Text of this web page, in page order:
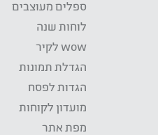
ספלים מעוצבים
לוחות שנה
wow לקיר
הגדלת תמונות
הגדות לפסח
מועדון לקוחות
מפת אתר